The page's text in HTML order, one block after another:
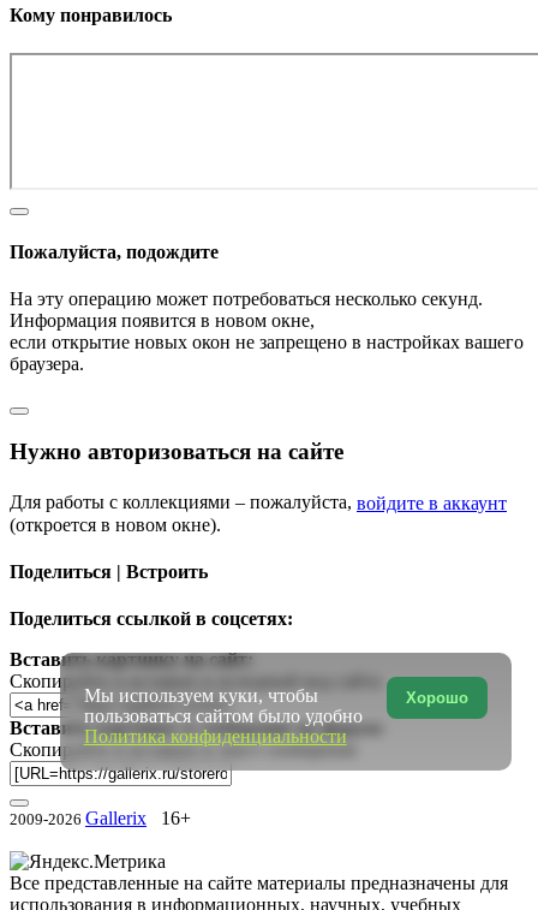
Кому понравилось
Пожалуйста, подождите
На эту операцию может потребоваться несколько секунд.
Информация появится в новом окне,
если открытие новых окон не запрещено в настройках вашего
браузера.
Нужно авторизоваться на сайте
Для работы с коллекциями – пожалуйста, войдите в аккаунт
(откроется в новом окне).
Поделиться | Встроить
Поделиться ссылкой в соцсетях:
Вставить картинку на сайт:
Скопируйте и вставьте в исходный код сайта
Вставить картинку в сообщение на форум:
Скопируйте и вставьте в текст сообщения
2009-2026 Gallerix 16+
Все представленные на сайте материалы предназначены для
использования в информационных, научных, учебных
Хорошо
Мы используем куки, чтобы
пользоваться сайтом было удобно
Политика конфиденциальности